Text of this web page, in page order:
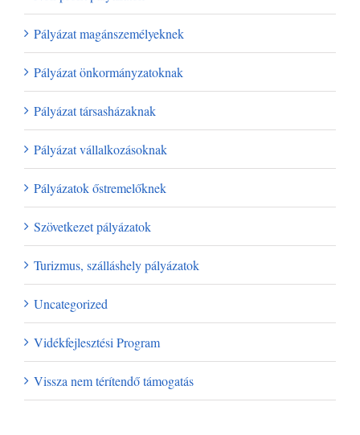
Pályázat magánszemélyeknek
Pályázat önkormányzatoknak
Pályázat társasházaknak
Pályázat vállalkozásoknak
Pályázatok őstremelőknek
Szövetkezet pályázatok
Turizmus, szálláshely pályázatok
Uncategorized
Vidékfejlesztési Program
Vissza nem térítendő támogatás